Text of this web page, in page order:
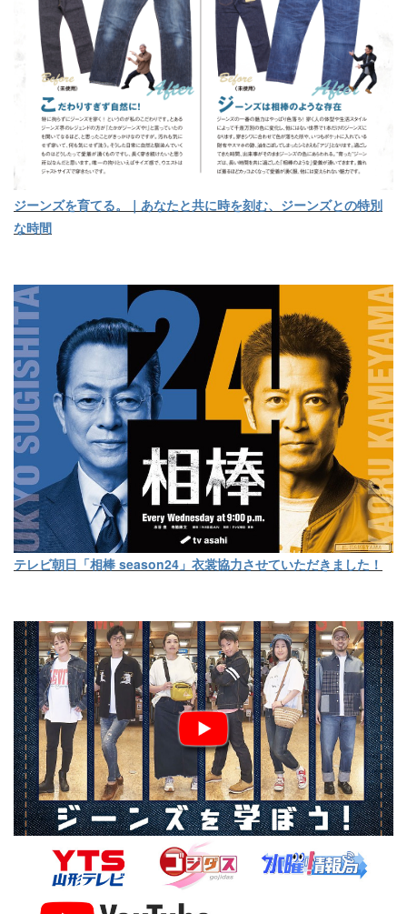
ジーンズを育てる。｜あなたと共に時を刻む、ジーンズとの特別
な時間
テレビ朝日「相棒 season24」衣裳協力させていただきました！